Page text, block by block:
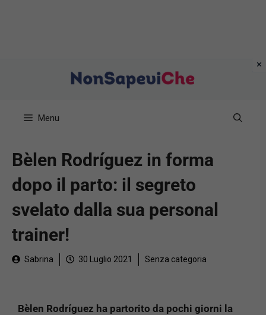
Menu
Bèlen Rodríguez in forma
dopo il parto: il segreto
svelato dalla sua personal
trainer!
Sabrina 30 Luglio 2021 Senza categoria
Bèlen Rodríguez ha partorito da pochi giorni la